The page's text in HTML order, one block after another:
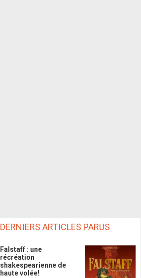
DERNIERS ARTICLES PARUS
Falstaff : une
récréation
shakespearienne de
haute volée!